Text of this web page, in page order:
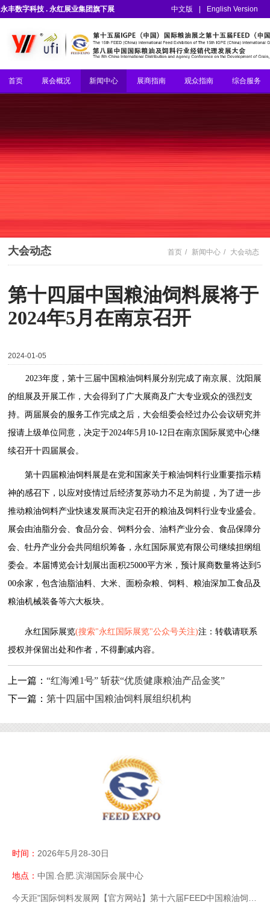
永丰数字科技 . 永红展业集团旗下展 中文版 English Version
首页 展会概况 新闻中心 展商指南 观众指南 综合服务
大会动态 首页 / 新闻中心 / 大会动态
第十四届中国粮油饲料展将于
2024年5月在南京召开
2024-01-05
2023年度，第十三届中国粮油饲料展分别完成了南京展、沈阳展
的组展及开展工作，大会得到了广大展商及广大专业观众的强烈支
持。两届展会的服务工作完成之后，大会组委会经过办公会议研究并
报请上级单位同意，决定于2024年5月 10-12 日在南京国际展览中心继
续召开十四届展会。
第十四届粮油饲料展是在党和国家关于粮油饲料行业重要指示精
神的感召下，以应对疫情过后经济复苏动力不足为前提，为了进一步
推动粮油饲料产业快速发展而决定召开的粮油及饲料行业专业盛会。
展会由油脂分会、食品分会、饲料分会、油料产业分会、食品保障分
会、牡丹产业分会共同组织筹备，永红国际展览有限公司继续担纲组
委会。本届博览会计划展出面积25000平方米，预计展商数量将达到5
00余家，包含油脂油料、大米、面粉杂粮、饲料、粮油深加工食品及
粮油机械装备等六大板块。
永红国际展览(搜索"永红国际展览"公众号关注)注：转载请联系
授权并保留出处和作者，不得删减内容。
上一篇：“红海滩1号” 斩获“优质健康粮油产品金奖”
下一篇：第十四届中国粮油饲料展组织机构
时间： 2026年5月28-30日
地点： 中国.合肥.滨湖国际会展中心